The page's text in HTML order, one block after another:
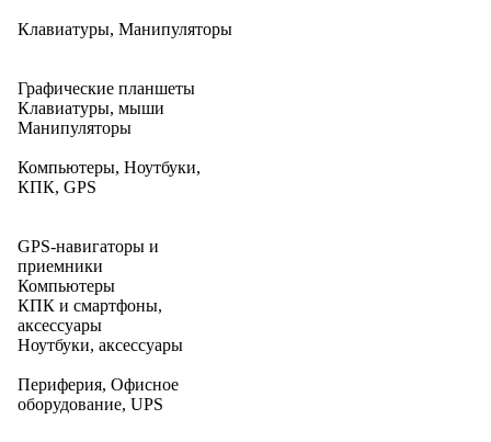
Клавиатуры, Манипуляторы
Графические планшеты
Клавиатуры, мыши
Манипуляторы
Компьютеры, Ноутбуки,
КПК, GPS
GPS-навигаторы и
приемники
Компьютеры
КПК и смартфоны,
аксессуары
Ноутбуки, аксессуары
Периферия, Офисное
оборудование, UPS